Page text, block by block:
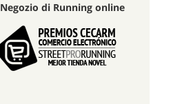
Negozio di Running online